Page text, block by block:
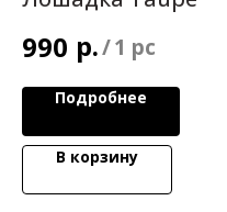
990 р./1 pc
Подробнее
В корзину